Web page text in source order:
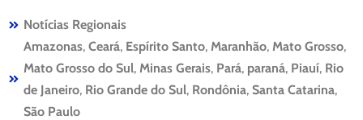
Notícias Regionais
Amazonas, Ceará, Espírito Santo, Maranhão, Mato Grosso,
Mato Grosso do Sul, Minas Gerais, Pará, paraná, Piauí, Rio
de Janeiro, Rio Grande do Sul, Rondônia, Santa Catarina,
São Paulo